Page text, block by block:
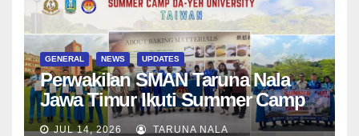
GENERAL NEWS UPDATES
Perwakilan SMAN Taruna Nala
Jawa Timur Ikuti Summer Camp
di Da-Yeh University, Taiwan
JUL 14, 2026 TARUNA NALA